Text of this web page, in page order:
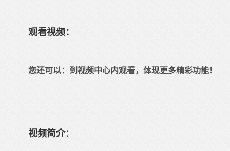
观看视频：
您还可以： 到视频中心内观看，体现更多精彩功能！
视频简介：